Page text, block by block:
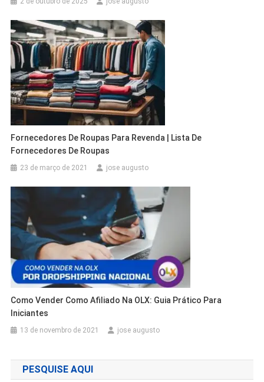
Fornecedores De Roupas Para Revenda | Lista De
Fornecedores De Roupas
23 de março de 2021 jose augusto
Como Vender Como Afiliado Na OLX: Guia Prático Para
Iniciantes
13 de novembro de 2021 jose augusto
PESQUISE AQUI